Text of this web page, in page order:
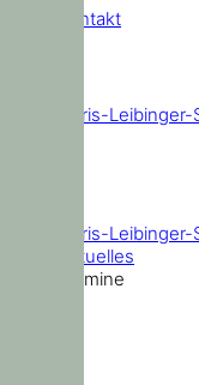
Kontakt
Doris-
Doris-
Aktuelles
Termine